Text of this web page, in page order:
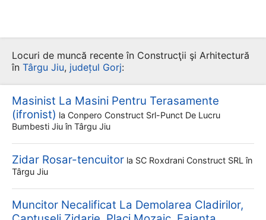
Locuri de muncă recente în Construcţii şi Arhitectură
în Târgu Jiu, județul Gorj:
Masinist La Masini Pentru Terasamente
(ifronist) la Conpero Construct Srl-Punct De Lucru
Bumbesti Jiu în Târgu Jiu
Zidar Rosar-tencuitor la SC Roxdrani Construct SRL în
Târgu Jiu
Muncitor Necalificat La Demolarea Cladirilor,